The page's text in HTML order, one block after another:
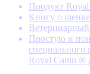
Продукт
Книгу о
Простую и
Royal Canin ®